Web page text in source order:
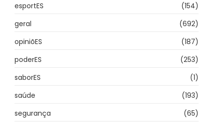
esportES
(154)
geral
(692)
opiniõES
(187)
poderES
(253)
saborES
(1)
saúde
(193)
segurança
(65)